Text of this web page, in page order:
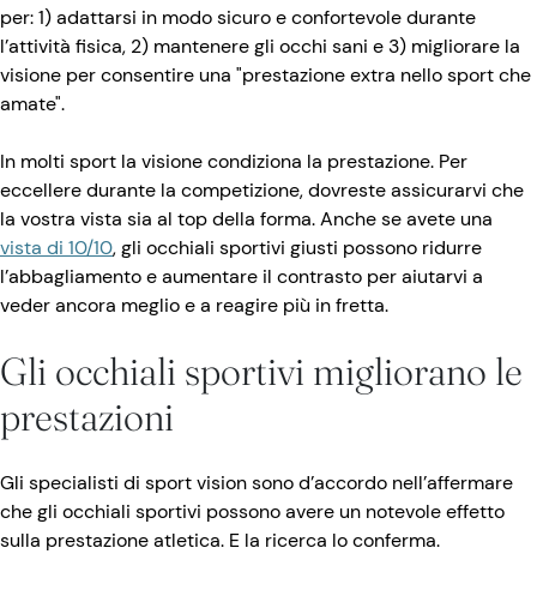
per: 1) adattarsi in modo sicuro e confortevole durante
l’attività fisica, 2) mantenere gli occhi sani e 3) migliorare la
visione per consentire una "prestazione extra nello sport che
amate".
In molti sport la visione condiziona la prestazione. Per
eccellere durante la competizione, dovreste assicurarvi che
la vostra vista sia al top della forma. Anche se avete una
vista di 10/10, gli occhiali sportivi giusti possono ridurre
l’abbagliamento e aumentare il contrasto per aiutarvi a
veder ancora meglio e a reagire più in fretta.
Gli occhiali sportivi migliorano le
prestazioni
Gli specialisti di sport vision sono d’accordo nell’affermare
che gli occhiali sportivi possono avere un notevole effetto
sulla prestazione atletica. E la ricerca lo conferma.